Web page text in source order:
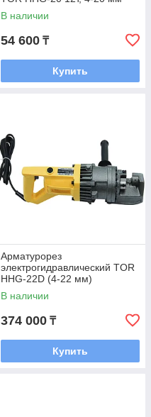
В наличии
54 600 ₸
Купить
Арматурорез
электрогидравлический TOR
HHG-22D (4-22 мм)
В наличии
374 000 ₸
Купить